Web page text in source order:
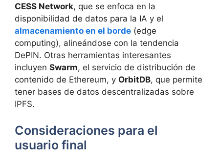
CESS Network, que se enfoca en la
disponibilidad de datos para la IA y el
almacenamiento en el borde (edge
computing), alineándose con la tendencia
DePIN. Otras herramientas interesantes
incluyen Swarm, el servicio de distribución de
contenido de Ethereum, y OrbitDB, que permite
tener bases de datos descentralizadas sobre
IPFS.
Consideraciones para el
usuario final